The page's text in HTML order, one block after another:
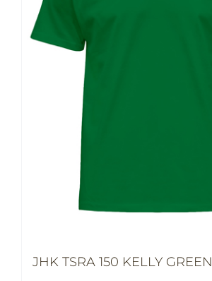
JHK TSRA 150 KELLY GREEN